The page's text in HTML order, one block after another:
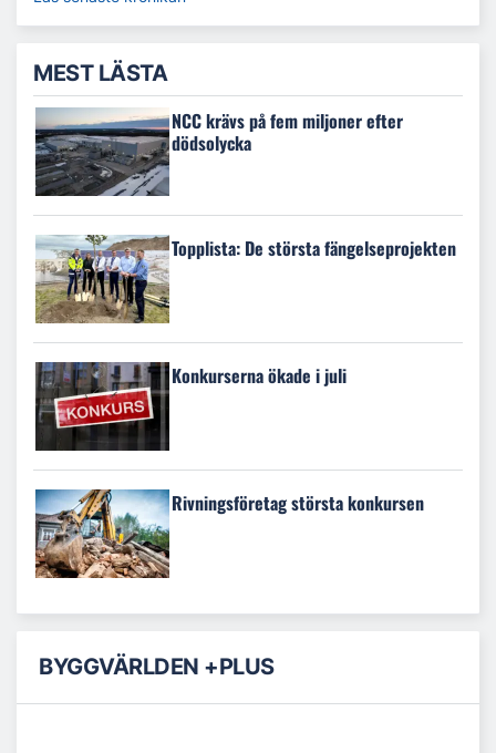
MEST LÄSTA
NCC krävs på fem miljoner efter
dödsolycka
Topplista: De största fängelseprojekten
Konkurserna ökade i juli
Rivningsföretag största konkursen
BYGGVÄRLDEN +PLUS